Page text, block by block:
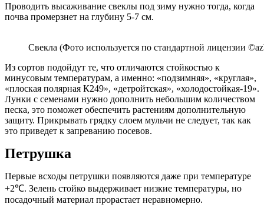
Проводить высаживание свеклы под зиму нужно тогда, когда
почва промерзнет на глубину 5-7 см.
Свекла (Фото используется по стандартной лицензии
Из сортов подойдут те, что отличаются стойкостью к
минусовым температурам, а именно: «подзимняя», «круглая»,
«плоская полярная К249», «детройтская», «холодостойкая-19».
Лунки с семенами нужно дополнить небольшим количеством
песка, это поможет обеспечить растениям дополнительную
защиту. Прикрывать грядку слоем мульчи не следует, так как
это приведет к запреванию посевов.
Петрушка
Первые всходы петрушки появляются даже при температуре
+2℃. Зелень стойко выдерживает низкие температуры, но
посадочный материал прорастает неравномерно.